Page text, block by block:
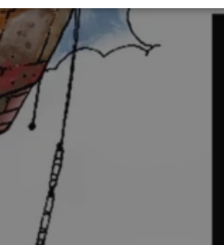
Niesklasyfikowane
Niesklasyfikowane
takich jak logowanie użytkownika i
ze strony internetowej.